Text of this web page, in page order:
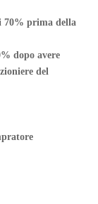
70% prima della
dopo avere
del